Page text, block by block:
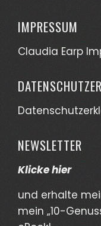
IMPRESSUM
Claudia Earp
NEWSLETTER
Klicke hier
und erhalte
mein „10-